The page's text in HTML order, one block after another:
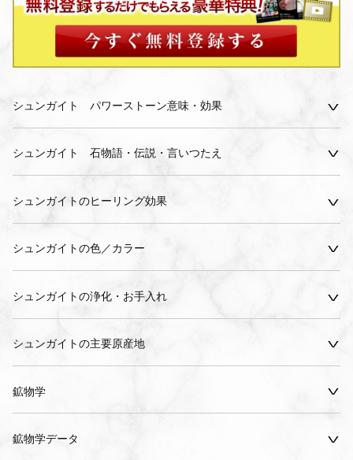
シュンガイト パワーストーン意味・効果
シュンガイト 石物語・伝説・言いつたえ
シュンガイトのヒーリング効果
シュンガイトの色／カラー
シュンガイトの浄化・お手入れ
シュンガイトの主要原産地
鉱物学
鉱物学データ